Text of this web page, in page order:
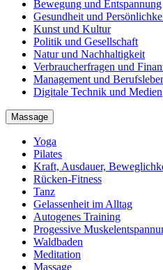
Bewegung und Entspannung
Gesundheit und
Kunst und Kultur
Politik und Gesellschaft
Natur und Nachhaltigkeit
Verbraucherfragen und
Management und
Digitale Technik und Medien
Massage
Yoga
Pilates
Kraft, Ausdauer,
Rücken-Fitness
Tanz
Gelassenheit im Alltag
Autogenes Training
Progessive
Waldbaden
Meditation
Massage